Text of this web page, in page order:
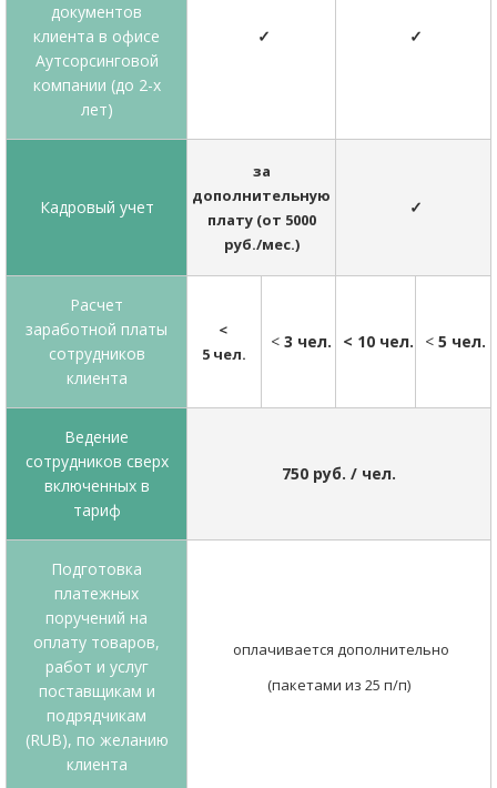
документов
клиента в офисе
Аутсорсинговой
компании (до 2-х
лет)
✓ ✓
Кадровый учет
за
дополнительную
плату (от 5000
руб./мес.)
✓
Расчет
заработной платы
сотрудников
клиента
<
5 чел.
< 3 чел. < 10 чел. < 5 чел.
Ведение
сотрудников сверх
включенных в
тариф
750 руб. / чел.
Подготовка
платежных
поручений на
оплату товаров,
работ и услуг
поставщикам и
подрядчикам
(RUB), по желанию
клиента
оплачивается дополнительно
(пакетами из 25 п/п)